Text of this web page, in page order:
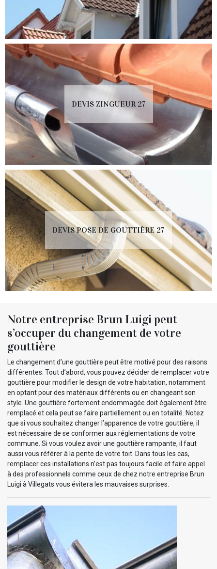
DEVIS ZINGUEUR 27
DEVIS POSE DE GOUTTIÈRE 27
Notre entreprise Brun Luigi peut
s’occuper du changement de votre
gouttière
Le changement d’une gouttière peut être motivé pour des raisons
différentes. Tout d’abord, vous pouvez décider de remplacer votre
gouttière pour modifier le design de votre habitation, notamment
en optant pour des matériaux différents ou en changeant son
style. Une gouttière fortement endommagée doit également être
remplacé et cela peut se faire partiellement ou en totalité. Notez
que si vous souhaitez changer l’apparence de votre gouttière, il
est nécessaire de se conformer aux réglementations de votre
commune. Si vous voulez avoir une gouttière rampante, il faut
aussi vous référer à la pente de votre toit. Dans tous les cas,
remplacer ces installations n’est pas toujours facile et faire appel
à des professionnels comme ceux de chez notre entreprise Brun
Luigi à Villegats vous évitera les mauvaises surprises.